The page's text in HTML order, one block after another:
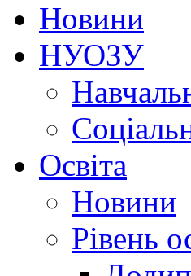
Новини
НУОЗУ
Освіта
Новини
Рівень